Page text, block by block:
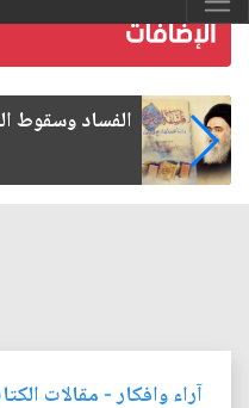
رواتب
آراء وافكار-مقالات